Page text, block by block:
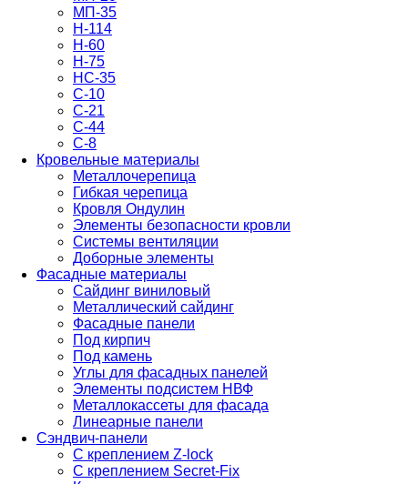
МП-35
Н-114
Н-60
Н-75
НС-35
С-10
С-21
С-44
С-8
Кровельные материалы
Металлочерепица
Гибкая черепица
Кровля Ондулин
Элементы безопасности кровли
Системы вентиляции
Доборные элементы
Фасадные материалы
Сайдинг виниловый
Металлический сайдинг
Фасадные панели
Под кирпич
Под камень
Углы для фасадных панелей
Элементы подсистем НВФ
Металлокассеты для фасада
Линеарные панели
Сэндвич-панели
С креплением Z-lock
С креплением Secret-Fix